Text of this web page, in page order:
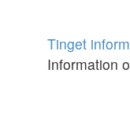
Tinget
Information